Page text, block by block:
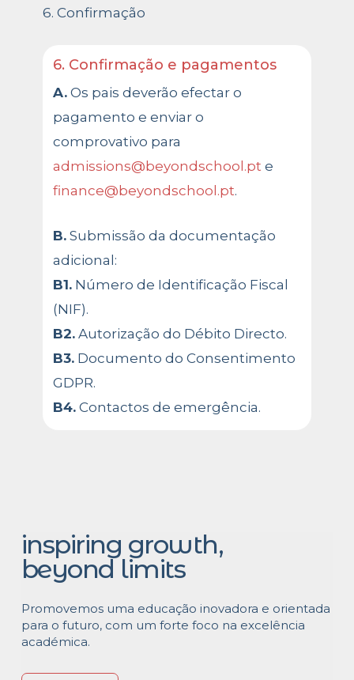
6. Confirmação
6. Confirmação e pagamentos
A. Os pais deverão efectar o
pagamento e enviar o
comprovativo para
admissions@beyondschool.pt e
finance@beyondschool.pt.
B. Submissão da documentação
adicional:
B1. Número de Identificação Fiscal
(NIF).
B2. Autorização do Débito Directo.
B3. Documento do Consentimento
GDPR.
B4. Contactos de emergência.
inspiring growth,
beyond limits
Promovemos uma educação inovadora e orientada
para o futuro, com um forte foco na excelência
académica.